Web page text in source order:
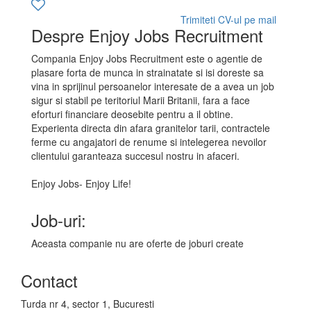
Trimiteti CV-ul pe mail
Despre Enjoy Jobs Recruitment
Compania Enjoy Jobs Recruitment este o agentie de
plasare forta de munca in strainatate si isi doreste sa
vina in sprijinul persoanelor interesate de a avea un job
sigur si stabil pe teritoriul Marii Britanii, fara a face
eforturi financiare deosebite pentru a il obtine.
Experienta directa din afara granitelor tarii, contractele
ferme cu angajatori de renume si intelegerea nevoilor
clientului garanteaza succesul nostru in afaceri.
Enjoy Jobs- Enjoy Life!
Job-uri:
Aceasta companie nu are oferte de joburi create
Contact
Turda nr 4, sector 1, Bucuresti